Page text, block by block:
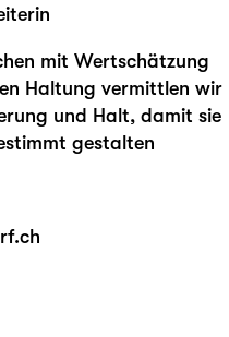
mit Wertschätzung
Haltung vermittlen wir
und Halt, damit sie
gestalten